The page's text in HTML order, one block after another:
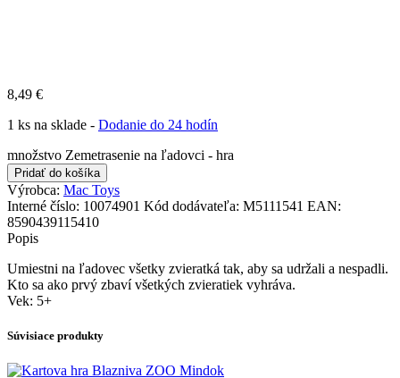
8,49 €
1 ks na sklade - Dodanie do 24 hodín
množstvo Zemetrasenie na ľadovci - hra
Pridať do košíka
Výrobca: Mac Toys
Interné číslo: 10074901 Kód dodávateľa: M5111541 EAN:
8590439115410
Popis
Umiestni na ľadovec všetky zvieratká tak, aby sa udržali a nespadli.
Kto sa ako prvý zbaví všetkých zvieratiek vyhráva.
Vek: 5+
Súvisiace produkty